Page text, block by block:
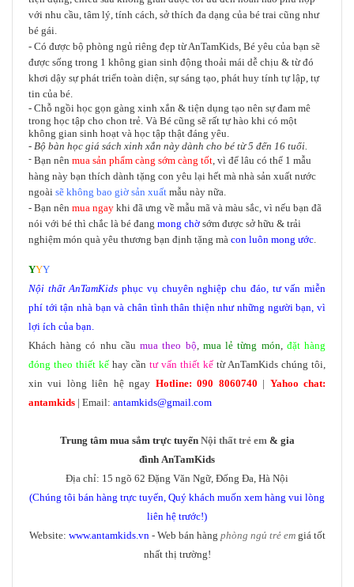
với nhu cầu, tâm lý, tính cách, sở thích đa dạng của bé trai cũng như
bé gái.
- Có được bộ phòng ngủ riêng đẹp từ AnTamKids, Bé yêu của bạn sẽ
được sống trong 1 không gian sinh động thoải mái dễ chịu & từ đó
khơi dậy sự phát triển toàn diện, sự sáng tạo, phát huy tính tự lập, tự
tin của bé.
- Chỗ ngồi học gọn gàng xinh xắn & tiện dụng tạo nên sự đam mê
trong học tập cho chon trẻ. Và Bé cũng sẽ rất tự hào khi có một
không gian sinh hoạt và học tập thật đáng yêu.
- Bộ bàn học giá sách xinh xắn này dành cho bé từ 5 đến 16 tuổi.
- Bạn nên mua sản phẩm càng sớm càng tốt , vì để lâu có thể 1 mẫu
hàng này bạn thích dành tặng con yêu lại hết mà nhà sản xuất nước
ngoài sẽ không bao giờ sản xuất mẫu này nữa.
- Bạn nên mua ngay khi đã ưng về mẫu mã và màu sắc, vì nếu bạn đã
nói với bé thì chắc là bé đang mong chờ sớm được sở hữu & trải
nghiệm món quà yêu thương bạn định tặng mà con luôn mong ước
YYY
Nội thấtAnTamKids phục vụ chuyên nghiệp chu đáo, tư vấn miễn
phí tới tận nhà bạn và chân tình thân thiện như những người bạn, vì
lợi ích của bạn.
Khách hàng có nhu cầumua theo bộ mua lẻ từng món đặt hàng
đóng theo thiết kế hay cần tư vấn thiết kế từ AnTamKids chúng tôi,
xin vui lòng liên hệ ngay Hotline: 090 8060740 | Yahoo chat:
antamkids | Email: antamkids@gmail.com
Trung tâm mua sắm trực tuyến Nội thất trẻ em & gia
đình AnTamKids
Địa chỉ: 15 ngõ 62 Đặng Văn Ngữ, Đống Đa, Hà Nội
(Chúng tôi bán hàng trực tuyến, Quý khách muốn xem hàng vui lòng
liên hệ trước!)
Website: www.antamkids.vn - Web bán hàng phòng ngủ trẻ emgiá tốt
nhất thị trường!